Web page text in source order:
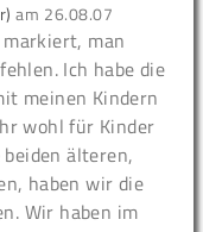
am 26.08.07
man
Ich habe die
meinen Kindern
wohl für Kinder
älteren,
haben wir die
Wir haben im